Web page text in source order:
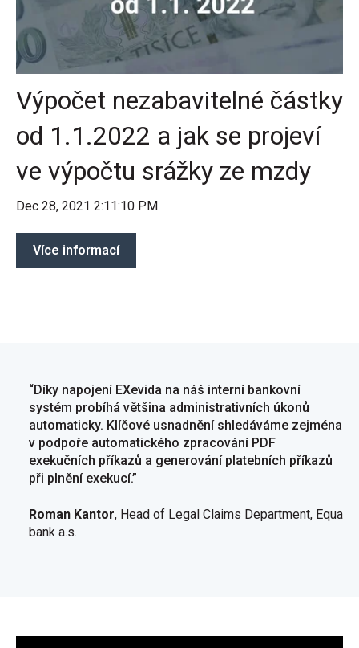
Výpočet nezabavitelné částky
od 1.1.2022 a jak se projeví
ve výpočtu srážky ze mzdy
Dec 28, 2021 2:11:10 PM
Více informací
“Díky napojení EXevida na náš interní bankovní
systém probíhá většina administrativních úkonů
automaticky. Klíčové usnadnění shledáváme zejména
v podpoře automatického zpracování PDF
exekučních příkazů a generování platebních příkazů
při plnění exekucí.”
Roman Kantor, Head of Legal Claims Department, Equa
bank a.s.